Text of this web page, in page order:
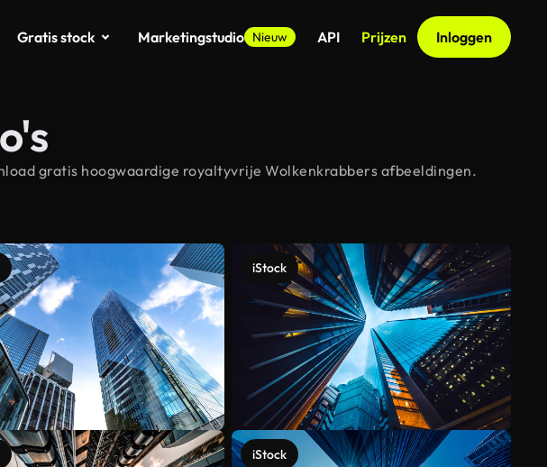
Gratis stock Marketingstudio Nieuw API Prijzen Inloggen
gratis hoogwaardige royaltyvrije Wolkenkrabbers afbeeldingen.
iStock
iStock